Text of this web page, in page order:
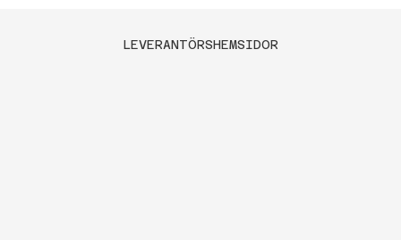
LEVERANTÖRSHEMSIDOR